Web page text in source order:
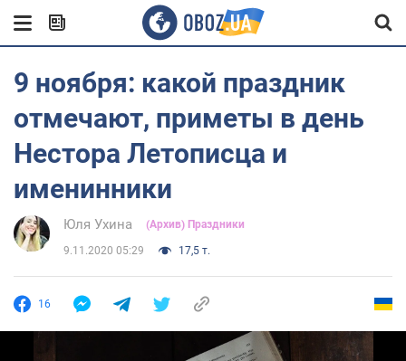
9 ноября: какой праздник
отмечают, приметы в день
Нестора Летописца и
именинники
Юля Ухина (Архив) Праздники
9.11.2020 05:29 17,5 т.
16